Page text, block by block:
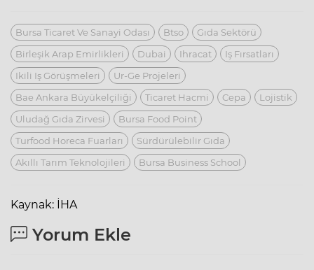
Bursa Ticaret Ve Sanayi Odası Btso
Gıda Sektörü
Birleşik Arap Emirlikleri
Dubai Ihracat
Iş Fırsatları
Ikili Iş Görüşmeleri
Ur-Ge Projeleri
Bae Ankara Büyükelçiliği
Ticaret Hacmi Cepa
Lojistik
Uludağ Gıda Zirvesi
Bursa Food Point
Turfood Horeca Fuarları
Sürdürülebilir Gıda
Akıllı Tarım Teknolojileri
Bursa Business School
Kaynak: İHA
Yorum Ekle